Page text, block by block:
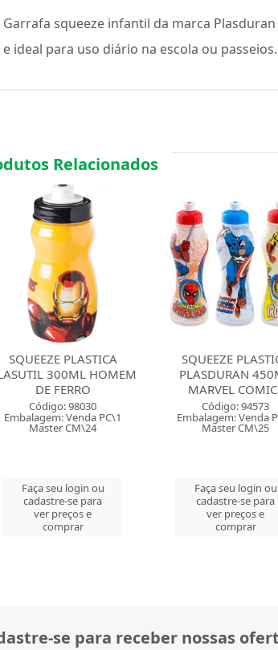
Garrafa squeeze infantil da marca
e ideal para uso diário na escola ou passeios.
Relacionados
SQUEEZE PLASTICA
PLASDURAN 450ML
MARVEL COMICS
Código: 94573
Embalagem: Venda PC\1
Master CM\25
Faça seu login ou
cadastre-se para
ver preços e
comprar
SQUEEZE
Código:
Embalagem:
Master
Faça seu
ver
se para receber nossas